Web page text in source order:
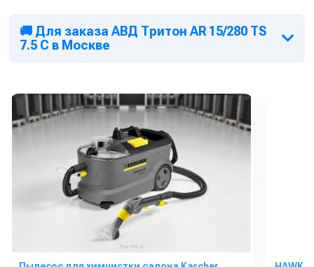
🚚 Для заказа АВД Тритон AR 15/280 TS
7.5 C в Москве